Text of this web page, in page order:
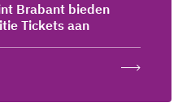
Brabant bieden
Tickets aan